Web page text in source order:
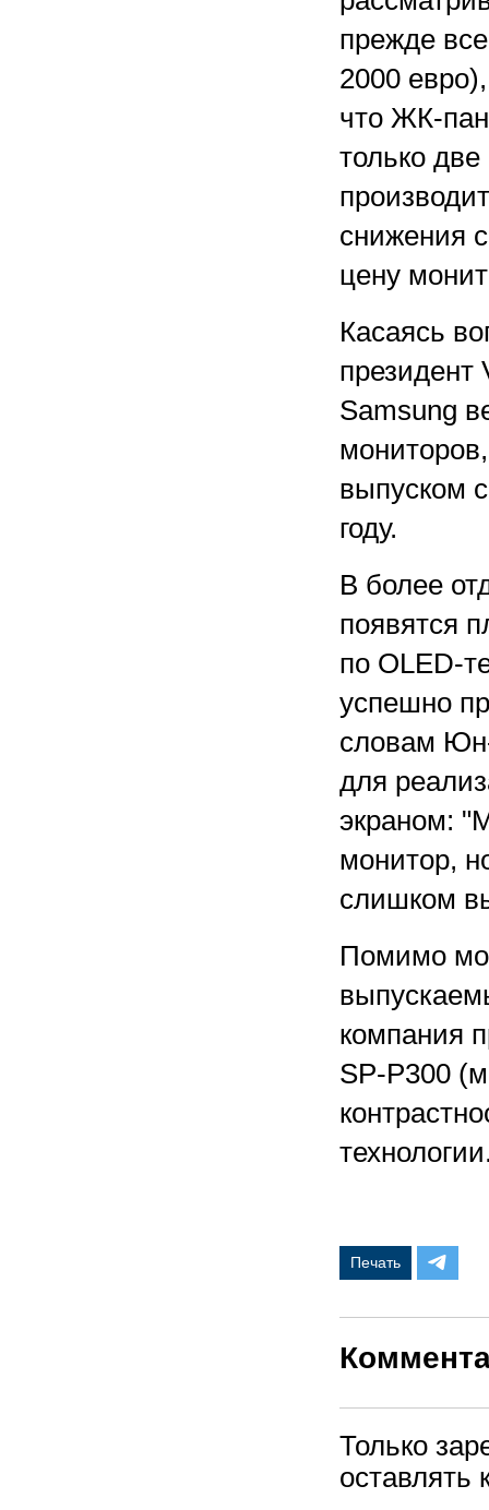
прежде
2000
что ЖК-
только
снижения
цену
Касаясь
президент
Samsung
выпуском
году.
В более
появятся
по OLED-
успешно
словам
для
экраном:
монитор,
слишком
Помимо
компания
SP-P300
Печать
Только
оставлять